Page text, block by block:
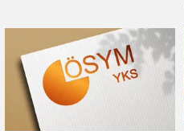
hazırlanan öğrenciler,
hayallerindeki mesleğin
eğitimini almaya hak
kazandı.